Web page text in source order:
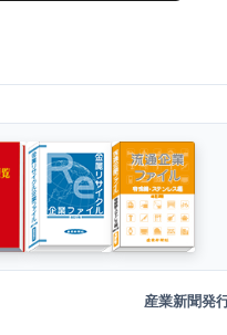
産業新聞発